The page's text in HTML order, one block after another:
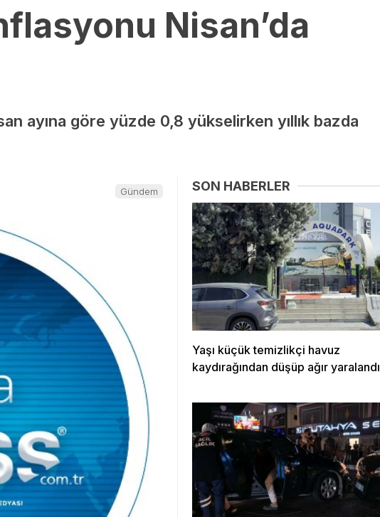
Nisan’da
ayına göre yüzde 0,8 yükselirken yıllık bazda
Gündem SON HABERLER
Yaşı küçük temizlikçi havuz
kaydırağından düşüp ağır yaralandı